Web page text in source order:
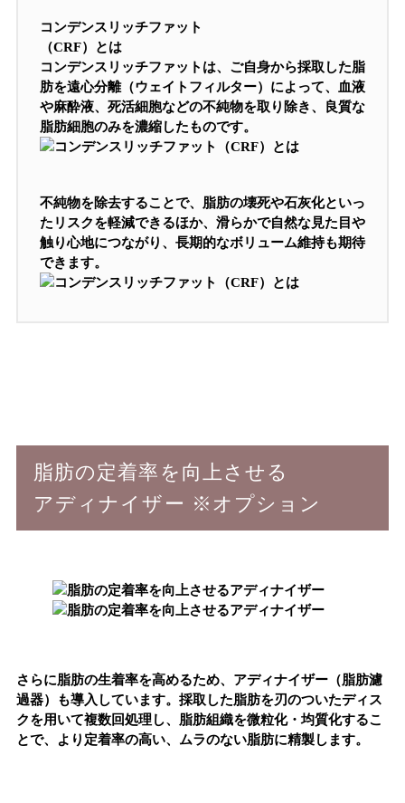
コンデンスリッチファット
（CRF）とは
コンデンスリッチファットは、ご自身から採取した脂
肪を遠心分離（ウェイトフィルター）によって、血液
や麻酔液、死活細胞などの不純物を取り除き、良質な
脂肪細胞のみを濃縮したものです。
不純物を除去することで、脂肪の壊死や石灰化といっ
たリスクを軽減できるほか、滑らかで自然な見た目や
触り心地につながり、長期的なボリューム維持も期待
できます。
脂肪の定着率を向上させる
アディナイザー ※オプション
さらに脂肪の生着率を高めるため、アディナイザー（脂肪濾
過器）も導入しています。採取した脂肪を刃のついたディス
クを用いて複数回処理し、脂肪組織を微粒化・均質化するこ
とで、より定着率の高い、ムラのない脂肪に精製します。